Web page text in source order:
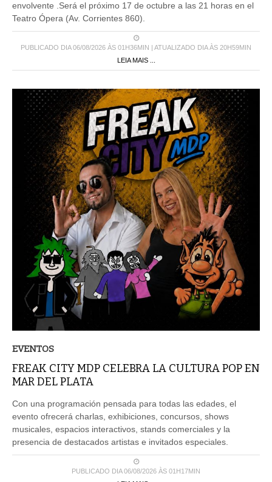
Teatro Ópera (Av. Corrientes 860).
PUBLICADO DIA 06/08/2026 ÀS 01H36MIN | ATUALIZADO DIA ÀS 20H59MIN
LEIA MAIS ...
FREAK CITY MDP CELEBRA LA CULTURA POP EN
MAR DEL PLATA
evento ofrecerá charlas, exhibiciones, concursos, shows
musicales, espacios interactivos, stands comerciales y la
presencia de destacados artistas e invitados especiales.
PUBLICADO DIA 06/08/2026 ÀS 01H17MIN
LEIA MAIS ...